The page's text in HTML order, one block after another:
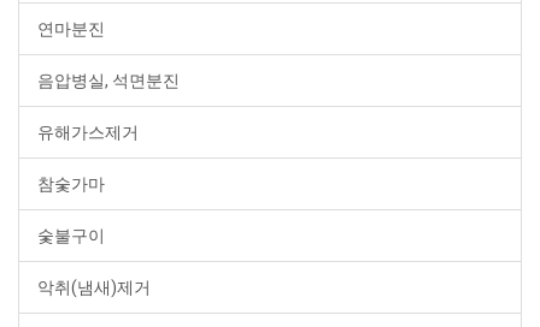
연마분진
음압병실, 석면분진
유해가스제거
참숯가마
숯불구이
악취(냄새)제거